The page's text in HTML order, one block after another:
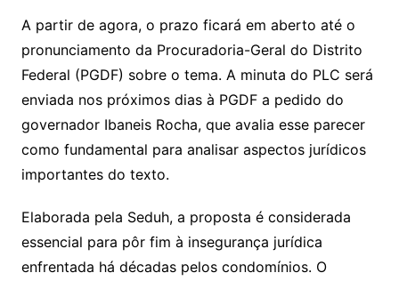
A partir de agora, o prazo ficará em aberto até o
pronunciamento da Procuradoria-Geral do Distrito
Federal (PGDF) sobre o tema. A minuta do PLC será
enviada nos próximos dias à PGDF a pedido do
governador Ibaneis Rocha, que avalia esse parecer
como fundamental para analisar aspectos jurídicos
importantes do texto.
Elaborada pela Seduh, a proposta é considerada
essencial para pôr fim à insegurança jurídica
enfrentada há décadas pelos condomínios. O